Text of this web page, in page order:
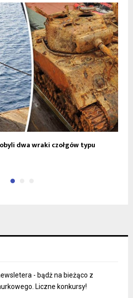
dwa wraki czołgów typu
- bądż na bieżąco z
Liczne konkursy!